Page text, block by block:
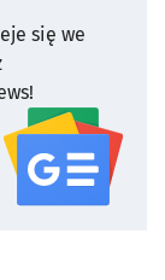
się we
serwisu